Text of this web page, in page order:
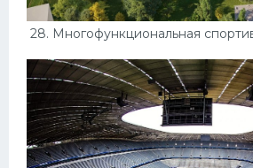
28. Многофункциональная